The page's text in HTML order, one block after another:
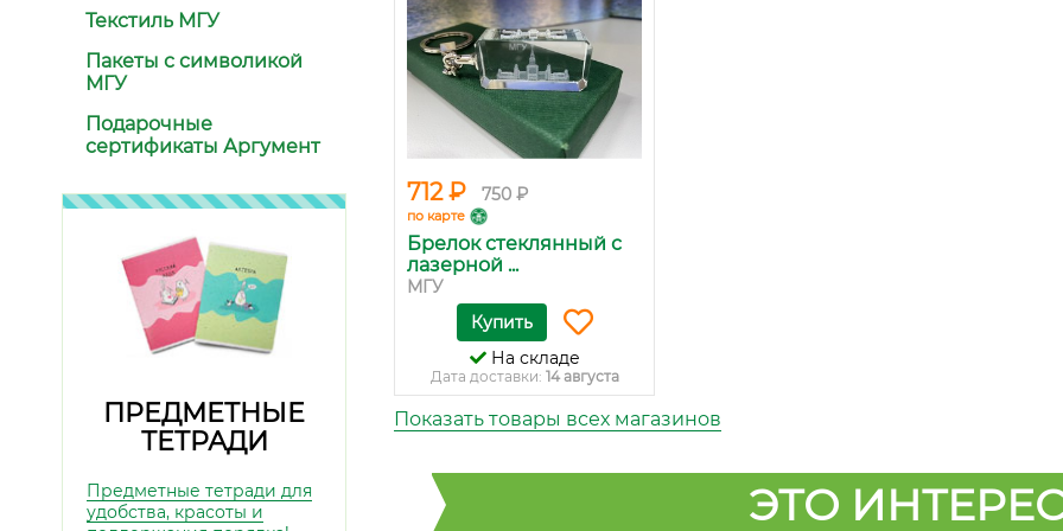
Текстиль МГУ
Пакеты с символикой
МГУ
Подарочные
сертификаты Аргумент
ПРЕДМЕТНЫЕ
ТЕТРАДИ
Предметные тетради для
удобства, красоты и
712 ₽ 750 ₽
по карте
Брелок стеклянный с
лазерной ...
МГУ
Купить
На складе
Дата доставки: 14 августа
Показать товары всех магазинов
ЭТО